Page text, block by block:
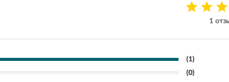
1
(1)
(0)